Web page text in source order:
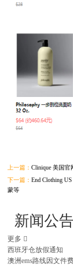
上一篇： Clinique 美国
下一篇： End Clothing
蒙等
新闻公告
更多
西班牙仓放假通知
澳洲ems路线因文件